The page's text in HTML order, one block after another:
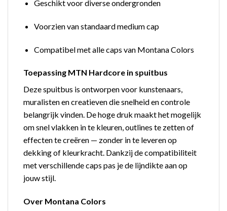
Geschikt voor diverse ondergronden
Voorzien van standaard medium cap
Compatibel met alle caps van Montana Colors
Toepassing MTN Hardcore in spuitbus
Deze spuitbus is ontworpen voor kunstenaars,
muralisten en creatieven die snelheid en controle
belangrijk vinden. De hoge druk maakt het mogelijk
om snel vlakken in te kleuren, outlines te zetten of
effecten te creëren — zonder in te leveren op
dekking of kleurkracht. Dankzij de compatibiliteit
met verschillende caps pas je de lijndikte aan op
jouw stijl.
Over Montana Colors